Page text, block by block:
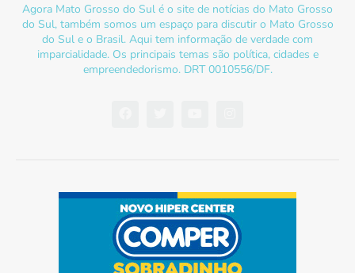
Agora Mato Grosso do Sul é o site de notícias do Mato Grosso
do Sul, também somos um espaço para discutir o Mato Grosso
do Sul e o Brasil. Aqui tem informação de verdade com
imparcialidade. Os principais temas são política, cidades e
empreendedorismo. DRT 0010556/DF.